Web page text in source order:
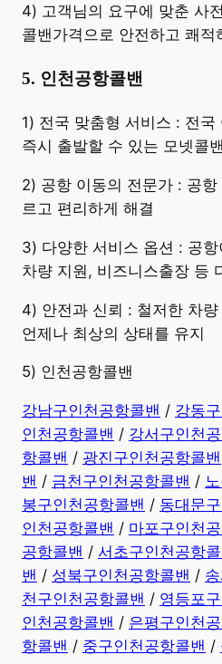
4) 고객님의 요구에 맞춘 사
콜밴가격으로 안전하고 쾌적
5. 인천공항콜밴
​1) 전국 맞춤형 서비스 : 전국
즉시 출발할 수 있는 모넷콜
2) 공항 이동의 전문가 : 공
르고 편리하게 해결
3) 다양한 서비스 옵션 : 공
차량 지원, 비즈니스출장 등
4) 안전과 신뢰 : 철저한 차
언제나 최상의 상태를 유지
5) 인천공항콜밴
강남구인천공항콜밴 / 강동
인천공항콜밴 / 강서구인천
항콜밴 / 광진구인천공항콜밴
밴 / 금천구인천공항콜밴 /
봉구인천공항콜밴 / 동대문
인천공항콜밴 / 마포구인천
공항콜밴 / 서초구인천공항
밴 / 성북구인천공항콜밴 /
천구인천공항콜밴 / 영등포
인천공항콜밴 / 은평구인천
항콜밴 / 중구인천공항콜밴 /